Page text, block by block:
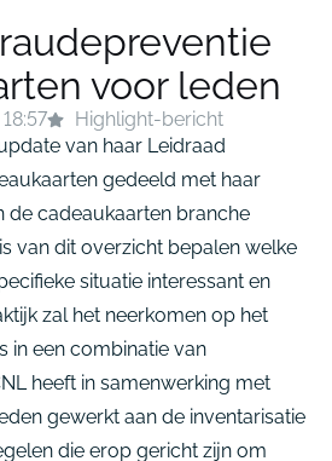
voor leden
18:57
Highlight-bericht
van haar Leidraad
gedeeld met haar
de cadeaukaarten branche
van dit overzicht bepalen welke
situatie interessant en
zal het neerkomen op het
in een combinatie van
heeft in samenwerking met
gewerkt aan de inventarisatie
die erop gericht zijn om